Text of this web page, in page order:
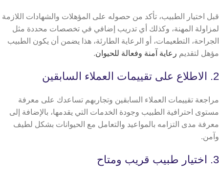
قبل اختيار الطبيب، تأكد من حصوله على المؤهلات والشهادات اللازمة
لمزاولة المهنة، وكذلك أي تدريب إضافي في تخصصات محددة مثل
الجراحة، التطعيمات، أو الرعاية الطارئة، هذا يضمن أن يكون الطبيب
مؤهل لتقديم رعاية آمنة وفعالة للحيوان.
2. الاطلاع على تقييمات العملاء السابقين
مراجعة تقييمات العملاء السابقين وتجاربهم تساعدك على معرفة
مستوى احترافية الطبيب وجودة الخدمات التي يقدمها، بالإضافة إلى
معرفة مدى التزامه بالمواعيد والتعامل مع الحيوانات بشكل لطيف
وآمن.
3. اختيار طبيب قريب ومتاح